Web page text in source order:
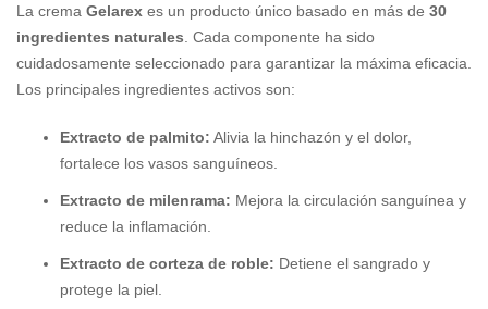
La crema Gelarex es un producto único basado en más de 30
ingredientes naturales . Cada componente ha sido
cuidadosamente seleccionado para garantizar la máxima eficacia.
Los principales ingredientes activos son:
Extracto de palmito: Alivia la hinchazón y el dolor,
fortalece los vasos sanguíneos.
Extracto de milenrama: Mejora la circulación sanguínea y
reduce la inflamación.
Extracto de corteza de roble: Detiene el sangrado y
protege la piel.